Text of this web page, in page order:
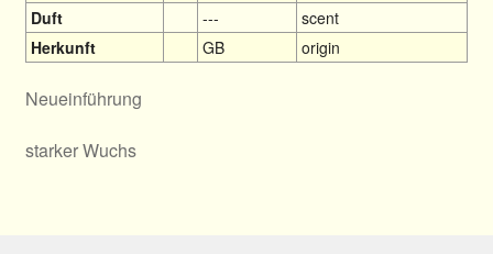
Duft
---
scent
Herkunft
GB origin
Neueinführung
starker Wuchs